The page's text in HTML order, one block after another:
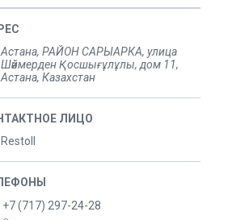
Астана, РАЙОН САРЫАРКА, улица
Шәймерден Қосшығұлұлы, дом 11,
Астана, Казахстан
Restoll
+7 (717) 297-24-28